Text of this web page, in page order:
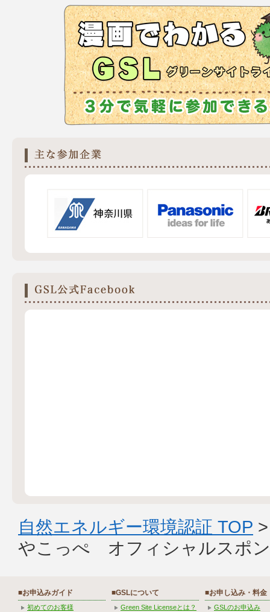
自然エネルギー環境認証 TOP
やこっぺ オフィシャルスポ
■お申込みガイド
初めてのお客様
■GSLについて
Green Site Licenseとは？
■お申し込み・料金
GSLのお申込み